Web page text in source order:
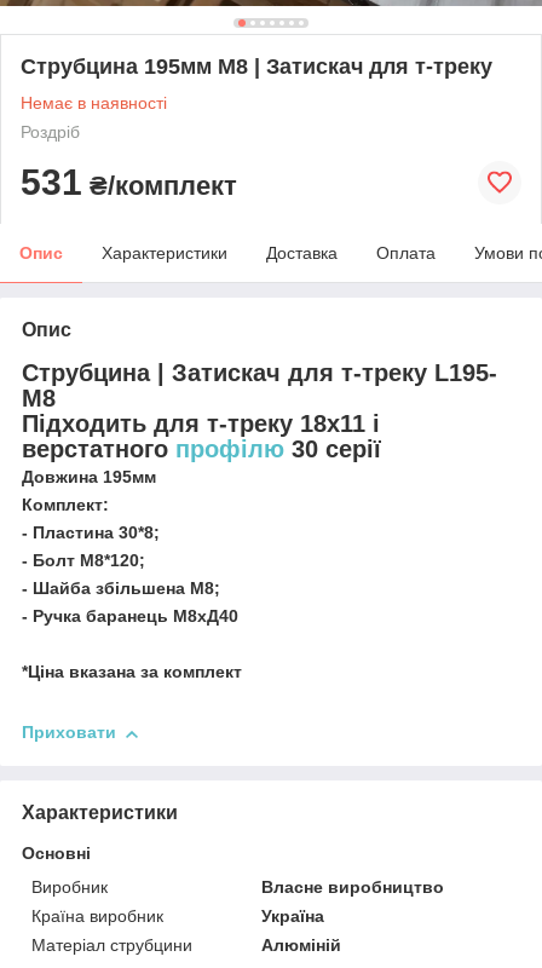
Струбцина 195мм М8 | Затискач для т-треку
Немає в наявності
Роздріб
531 ₴/комплект
Опис Характеристики Доставка Оплата Умови
Опис
Струбцина | Затискач для т-треку L195-
М8
Підходить для т-треку 18х11 і
верстатного профілю 30 серії
Довжина 195мм
Комплект:
- Пластина 30*8;
- Болт М8*120;
- Шайба збільшена М8;
- Ручка баранець М8хД40
*Ціна вказана за комплект
Приховати
Характеристики
Основні
Виробник
Власне виробництво
Країна виробник
Україна
Матеріал струбцини
Алюміній